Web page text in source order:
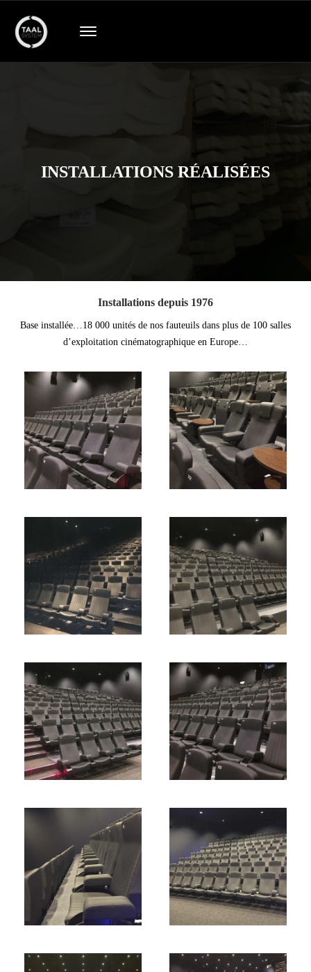
INSTALLATIONS RÉALISÉES
Installations depuis 1976
Base installée…18 000 unités de nos fauteuils dans plus de 100 salles
d’exploitation cinématographique en Europe…